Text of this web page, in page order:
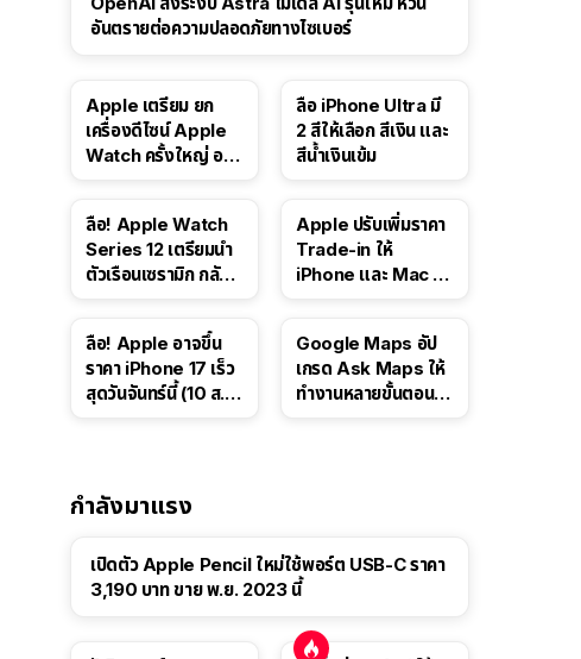
อันตรายต่อความปลอดภัยทางไซเบอร์
Apple เตรียม ยก
เครื่องดีไซน์ Apple
Watch ครั้งใหญ่ อาจ
ลือ iPhone Ultra มี
2 สีให้เลือก สีเงิน และ
สีน้ำเงินเข้ม
ลือ! Apple Watch
Series 12 เตรียมนำ
ตัวเรือนเซรามิก กลับ
Apple ปรับเพิ่มราคา
Trade-in ให้
iPhone และ Mac ใน
ลือ! Apple อาจขึ้น
ราคา iPhone 17 เร็ว
สุดวันจันทร์นี้ (10 ส.ค.
Google Maps อัป
เกรด Ask Maps ให้
ทำงานหลายขั้นตอนได้
กำลังมาแรง
เปิดตัว Apple Pencil ใหม่ใช้พอร์ต USB-C ราคา
3,190 บาท ขาย พ.ย. 2023 นี้